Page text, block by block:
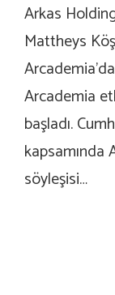
Arkas
Mattheys
Arcademia
başladı.
kapsamında
söyleşisi…